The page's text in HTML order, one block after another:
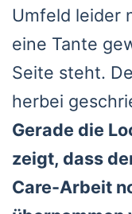
Umfeld lei­der
eine Tan­te
Sei­te steht.
her­bei
Gera­de die
zeigt, dass
Care-Arbeit